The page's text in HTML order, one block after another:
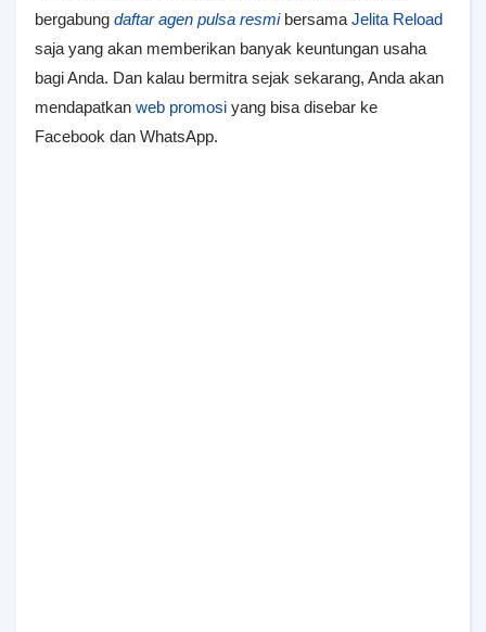
bergabung daftar agen pulsa resmibersama Jelita Reload
saja yang akan memberikan banyak keuntungan usaha
bagi Anda. Dan kalau bermitra sejak sekarang, Anda akan
mendapatkan web promosi yang bisa disebar ke
Facebook dan WhatsApp.